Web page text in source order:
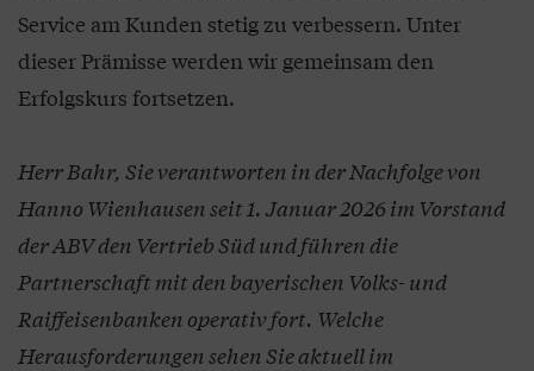
Service am Kunden stetig zu verbessern. Unter
dieser Prämisse werden wir gemeinsam den
Erfolgskurs fortsetzen.
Herr Bahr, Sie verantworten in der Nachfolge von
Hanno Wienhausen seit 1. Januar 2026 im Vorstand
der ABV den Vertrieb Süd und führen die
Partnerschaft mit den bayerischen Volks- und
Raiffeisenbanken operativ fort. Welche
Herausforderungen sehen Sie aktuell im